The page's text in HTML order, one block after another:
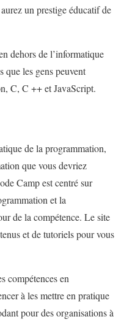
un prestige éducatif de
dehors de l’informatique
que les gens peuvent
C, C ++ et JavaScript.
de la programmation,
que vous devriez
Camp est centré sur
et la
de la compétence. Le site
et de tutoriels pour vous
compétences en
à les mettre en pratique
pour des organisations à